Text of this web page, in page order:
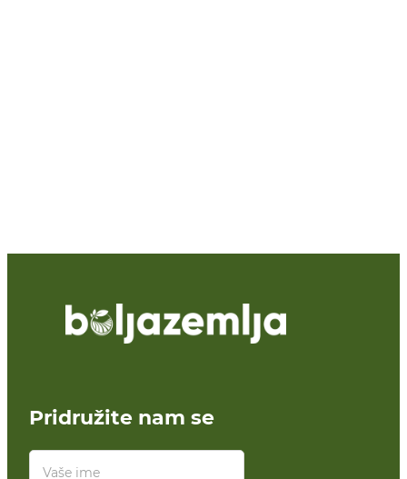
Pridružite nam se